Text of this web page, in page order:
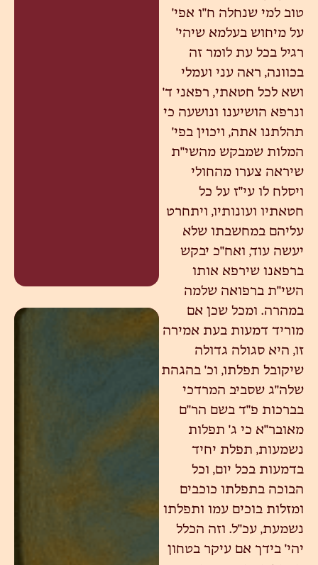
טוב למי שנחלה ח"ו אפי'
על מיחוש בעלמא שיהי'
רגיל בכל עת לומר זה
בכוונה, ראה עני ועמלי
ושא לכל חטאתי, רפאני ד'
ונרפא הושיענו ונושעה כי
תהלתנו אתה, ויכוין בפי'
המלות שמבקש מהשי"ת
שיראה צערו מהחולי
ויסלח לו עי"ז על כל
חטאתיו ועונותיו, ויתחרט
עליהם במחשבתו שלא
יעשה עוד, ואח"כ יבקש
ברפאנו שירפא אותו
השי"ת ברפואה שלמה
במהרה. ומכל שכן אם
מוריד דמעות בעת אמירה
זו, היא סגולה גדולה
שיקובל תפלתו, וכ' בהגהת
שלה"ג שסביב המרדכי
בברכות פ"ד בשם הר"ם
מאובר"א כי ג' תפלות
נשמעות, תפלת יחיד
בדמעות בכל יום, וכל
הבוכה בתפלתו כוכבים
ומזלות בוכים עמו ותפלתו
נשמעת, עכ"ל. וזה הכלל
יהי' בידך אם עיקר בטחון